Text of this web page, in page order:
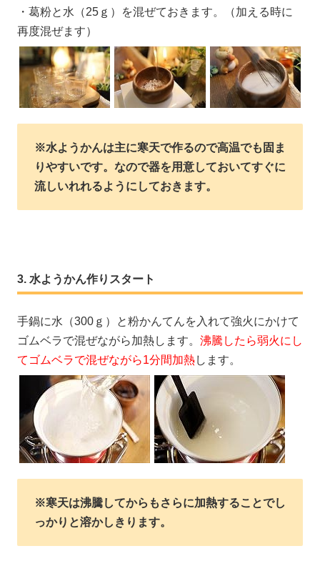
・葛粉と水（25ｇ）を混ぜておきます。（加える時に
再度混ぜます）
※水ようかんは主に寒天で作るので高温でも固ま
りやすいです。なので器を用意しておいてすぐに
流しいれれるようにしておきます。
水ようかん作りスタート
手鍋に水（300ｇ）と粉かんてんを入れて強火にかけて
ゴムベラで混ぜながら加熱します。 沸騰したら弱火にし
てゴムベラで混ぜながら1分間加熱します。
※寒天は沸騰してからもさらに加熱することでし
っかりと溶かしきります。